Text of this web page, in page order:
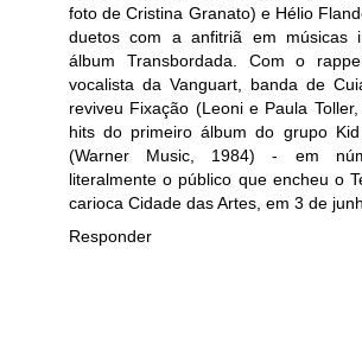
foto de Cristina Granato) e Hélio
duetos com a anfitriã em músicas
álbum Transbordada. Com o
vocalista da Vanguart, banda de
reviveu Fixação (Leoni e Paula
hits do primeiro álbum do grupo
(Warner Music, 1984) - em
literalmente o público que encheu o
carioca Cidade das Artes, em 3 de
Responder